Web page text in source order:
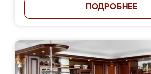
ПОДРОБНЕЕ